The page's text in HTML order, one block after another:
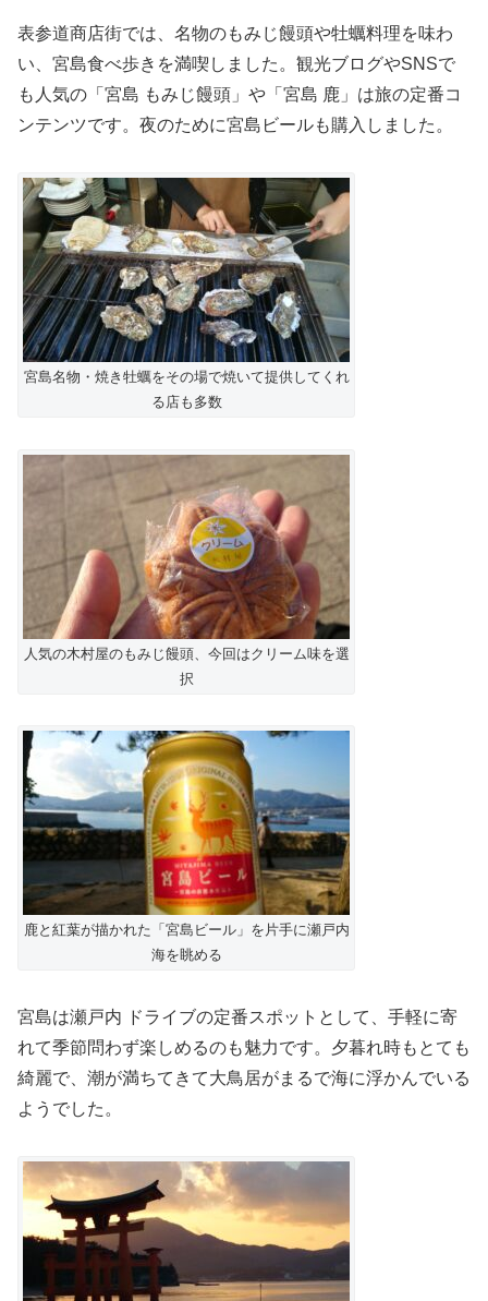
表参道商店街では、名物のもみじ饅頭や牡蠣料理を味わ
い、宮島食べ歩きを満喫しました。観光ブログやSNSで
も人気の「宮島 もみじ饅頭」や「宮島 鹿」は旅の定番コ
ンテンツです。夜のために宮島ビールも購入しました。
宮島名物・焼き牡蠣をその場で焼いて提供してくれ
る店も多数
人気の木村屋のもみじ饅頭、今回はクリーム味を選
択
鹿と紅葉が描かれた「宮島ビール」を片手に瀬戸内
海を眺める
宮島は瀬戸内 ドライブの定番スポットとして、手軽に寄
れて季節問わず楽しめるのも魅力です。夕暮れ時もとても
綺麗で、潮が満ちてきて大鳥居がまるで海に浮かんでいる
ようでした。